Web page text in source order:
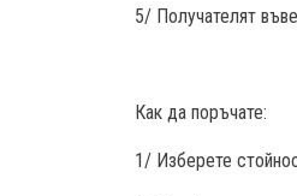
5/ Получателят
Как да поръчате:
1/ Изберете